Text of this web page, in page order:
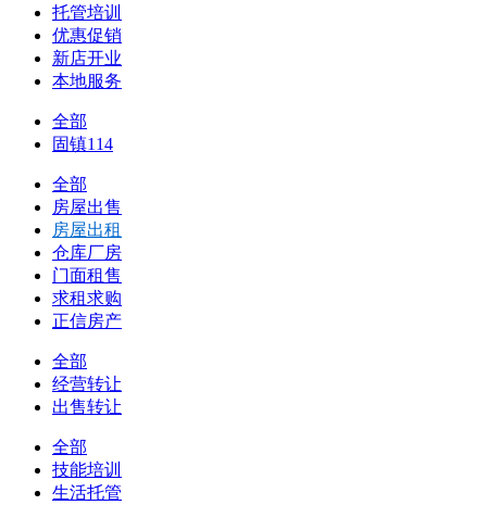
托管培训
优惠促销
新店开业
本地服务
全部
固镇114
全部
房屋出售
房屋出租
仓库厂房
门面租售
求租求购
正信房产
全部
经营转让
出售转让
全部
技能培训
生活托管